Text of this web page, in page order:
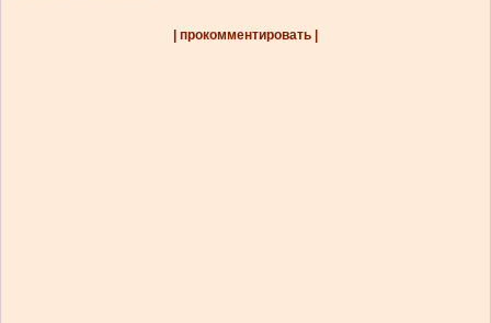
| прокомментировать |